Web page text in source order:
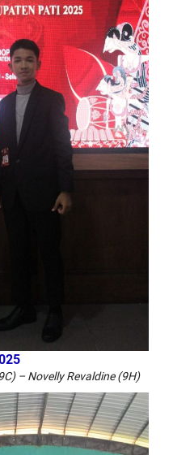
– Novelly Revaldine (9H)